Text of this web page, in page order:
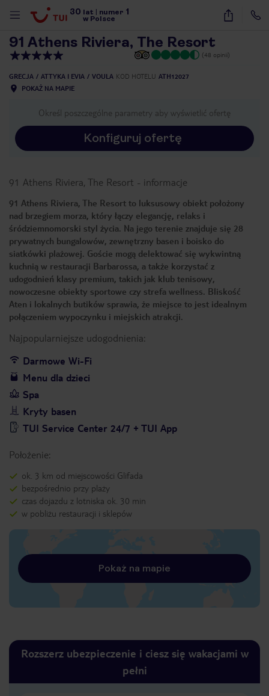
30 lat numer 1
w Polsce
24
91 Athens Riviera, The Resort
(48 opinii)
GRECJA ATTYKA I EVIA VOULA KOD HOTELU ATH12027
POKAŻ NA MAPIE
Określ poszczególne parametry aby wyświetlić ofertę
Konfiguruj ofertę
91 Athens Riviera, The Resort - informacje
91 Athens Riviera, The Resort to luksusowy obiekt położony
nad brzegiem morza, który łączy elegancję, relaks i
śródziemnomorski styl życia. Na jego terenie znajduje się 28
prywatnych bungalowów, zewnętrzny basen i boisko do
siatkówki plażowej. Goście mogą delektować się wykwintną
kuchnią w restauracji Barbarossa, a także korzystać z
udogodnień klasy premium, takich jak klub tenisowy,
nowoczesne obiekty sportowe czy strefa wellness. Bliskość
Aten i lokalnych butików sprawia, że miejsce to jest idealnym
połączeniem wypoczynku i miejskich atrakcji.
Najpopularniejsze udogodnienia:
Darmowe Wi-Fi
Menu dla dzieci
Spa
Kryty basen
TUI Service Center 24/7 + TUI App
Położenie:
ok. 3 km od miejscowości Glifada
bezpośrednio przy plaży
czas dojazdu z lotniska ok. 30 min
w pobliżu restauracji i sklepów
Pokaż na mapie
Rozszerz ubezpieczenie i ciesz się wakacjami w
pełni